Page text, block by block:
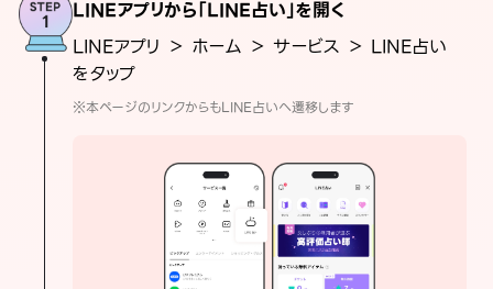
LINEアプリから「LINE占い」を開く
LINEアプリ ＞ ホーム ＞ サービス ＞ LINE占い
をタップ
※本ページのリンクからもLINE占いへ遷移します